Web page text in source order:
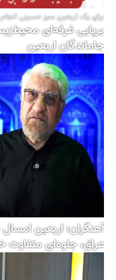
برای یک اربعین سبز حسینی
برپایی غرفه‌ای
جاماندگان اربعین
آهنگران: اربعین امسال
عراق، جلوه‌ای